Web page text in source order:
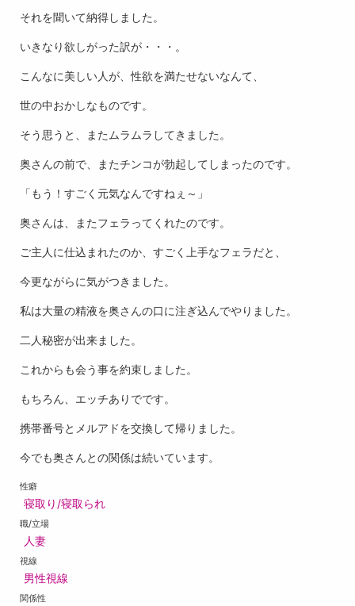
それを聞いて納得しました。
いきなり欲しがった訳が・・・。
こんなに美しい人が、性欲を満たせないなんて、
世の中おかしなものです。
そう思うと、またムラムラしてきました。
奥さんの前で、またチンコが勃起してしまったのです。
「もう！すごく元気なんですねぇ～」
奥さんは、またフェラってくれたのです。
ご主人に仕込まれたのか、すごく上手なフェラだと、
今更ながらに気がつきました。
私は大量の精液を奥さんの口に注ぎ込んでやりました。
二人秘密が出来ました。
これからも会う事を約束しました。
もちろん、エッチありでです。
携帯番号とメルアドを交換して帰りました。
今でも奥さんとの関係は続いています。
性癖
寝取り/寝取られ
職/立場
人妻
視線
男性視線
関係性